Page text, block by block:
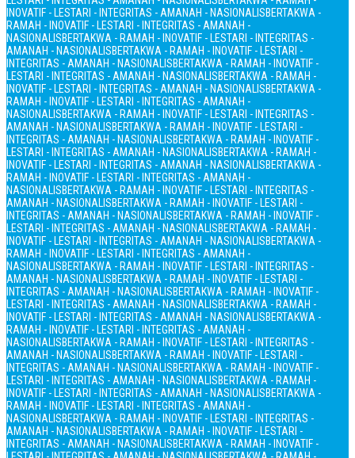
INOVATIF - LESTARI - INTEGRITAS - AMANAH - NASIONALISBERTAKWA -
RAMAH - INOVATIF - LESTARI - INTEGRITAS - AMANAH -
NASIONALISBERTAKWA - RAMAH - INOVATIF - LESTARI - INTEGRITAS -
AMANAH - NASIONALISBERTAKWA - RAMAH - INOVATIF - LESTARI -
INTEGRITAS - AMANAH - NASIONALISBERTAKWA - RAMAH - INOVATIF -
LESTARI - INTEGRITAS - AMANAH - NASIONALISBERTAKWA - RAMAH -
INOVATIF - LESTARI - INTEGRITAS - AMANAH - NASIONALISBERTAKWA -
RAMAH - INOVATIF - LESTARI - INTEGRITAS - AMANAH -
NASIONALISBERTAKWA - RAMAH - INOVATIF - LESTARI - INTEGRITAS -
AMANAH - NASIONALISBERTAKWA - RAMAH - INOVATIF - LESTARI -
INTEGRITAS - AMANAH - NASIONALISBERTAKWA - RAMAH - INOVATIF -
LESTARI - INTEGRITAS - AMANAH - NASIONALISBERTAKWA - RAMAH -
INOVATIF - LESTARI - INTEGRITAS - AMANAH - NASIONALISBERTAKWA -
RAMAH - INOVATIF - LESTARI - INTEGRITAS - AMANAH -
NASIONALISBERTAKWA - RAMAH - INOVATIF - LESTARI - INTEGRITAS -
AMANAH - NASIONALISBERTAKWA - RAMAH - INOVATIF - LESTARI -
INTEGRITAS - AMANAH - NASIONALISBERTAKWA - RAMAH - INOVATIF -
LESTARI - INTEGRITAS - AMANAH - NASIONALISBERTAKWA - RAMAH -
INOVATIF - LESTARI - INTEGRITAS - AMANAH - NASIONALISBERTAKWA -
RAMAH - INOVATIF - LESTARI - INTEGRITAS - AMANAH -
NASIONALISBERTAKWA - RAMAH - INOVATIF - LESTARI - INTEGRITAS -
AMANAH - NASIONALISBERTAKWA - RAMAH - INOVATIF - LESTARI -
INTEGRITAS - AMANAH - NASIONALISBERTAKWA - RAMAH - INOVATIF -
LESTARI - INTEGRITAS - AMANAH - NASIONALISBERTAKWA - RAMAH -
INOVATIF - LESTARI - INTEGRITAS - AMANAH - NASIONALISBERTAKWA -
RAMAH - INOVATIF - LESTARI - INTEGRITAS - AMANAH -
NASIONALISBERTAKWA - RAMAH - INOVATIF - LESTARI - INTEGRITAS -
AMANAH - NASIONALISBERTAKWA - RAMAH - INOVATIF - LESTARI -
INTEGRITAS - AMANAH - NASIONALISBERTAKWA - RAMAH - INOVATIF -
LESTARI - INTEGRITAS - AMANAH - NASIONALISBERTAKWA - RAMAH -
INOVATIF - LESTARI - INTEGRITAS - AMANAH - NASIONALISBERTAKWA -
RAMAH - INOVATIF - LESTARI - INTEGRITAS - AMANAH -
NASIONALISBERTAKWA - RAMAH - INOVATIF - LESTARI - INTEGRITAS -
AMANAH - NASIONALISBERTAKWA - RAMAH - INOVATIF - LESTARI -
INTEGRITAS - AMANAH - NASIONALISBERTAKWA - RAMAH - INOVATIF -